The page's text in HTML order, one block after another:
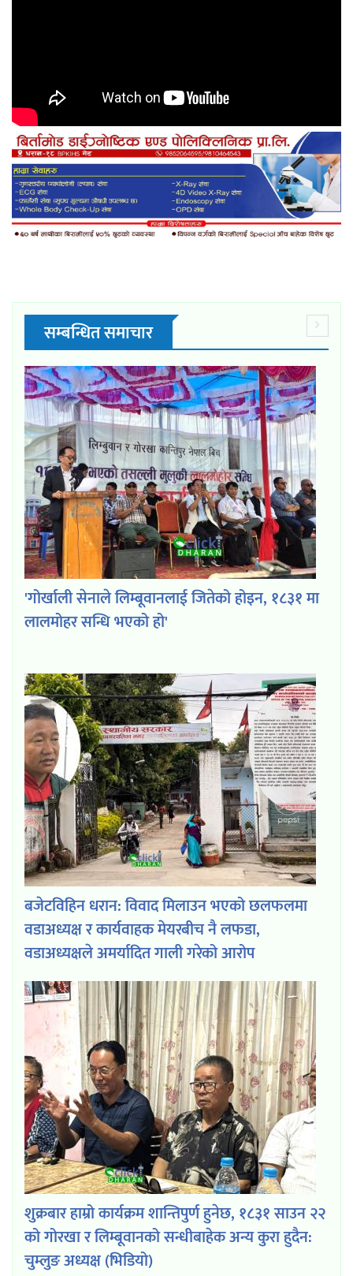
सम्बन्धित समाचार
'गोर्खाली सेनाले लिम्बूवानलाई जितेको होइन, १८३१ मा
लालमोहर सन्धि भएको हो'
बजेटविहिन धरान: विवाद मिलाउन भएको छलफलमा
वडाअध्यक्ष र कार्यवाहक मेयरबीच नै लफडा,
वडाअध्यक्षले अमर्यादित गाली गरेको आरोप
शुक्रबार हाम्रो कार्यक्रम शान्तिपुर्ण हुनेछ, १८३१ साउन २२
को गोरखा र लिम्बूवानको सन्धीबाहेक अन्य कुरा हुदैन:
चुम्लुङ अध्यक्ष (भिडियो)